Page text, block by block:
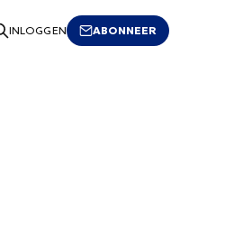
INLOGGEN ABONNEER